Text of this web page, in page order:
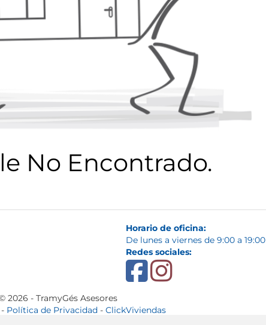
No Encontrado.
Horario de oficina:
De lunes a viernes de 9:00 a 19:00
Redes sociales:
2026 - TramyGés Asesores
- Política de Privacidad- ClickViviendas